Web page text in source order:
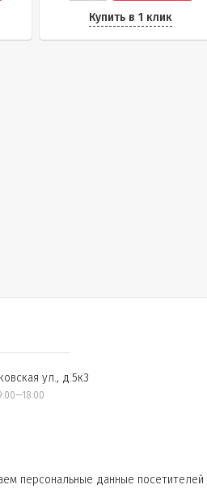
Купить в 1 клик
ул., д.5к3
персональные данные посетителей